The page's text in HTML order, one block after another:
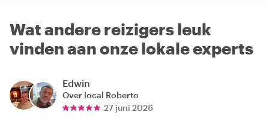
Wat andere reizigers leuk
vinden aan onze lokale experts
Edwin
Over local Roberto
27 juni 2026